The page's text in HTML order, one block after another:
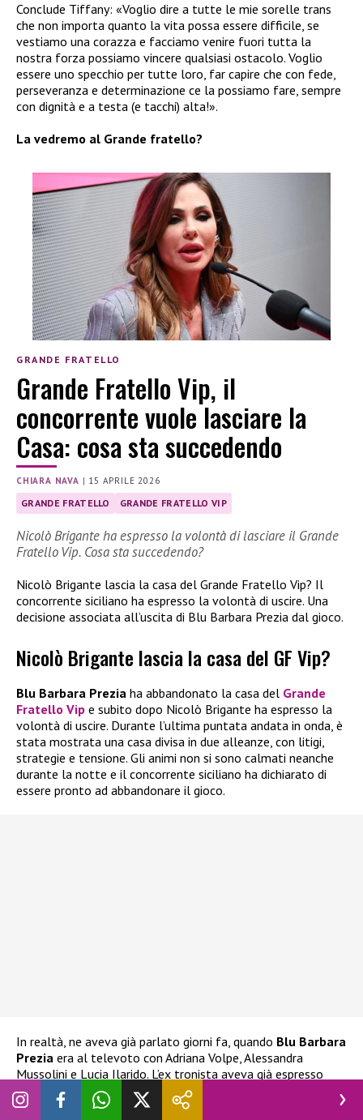
Conclude Tiffany: «Voglio dire a tutte le mie sorelle trans
che non importa quanto la vita possa essere difficile, se
vestiamo una corazza e facciamo venire fuori tutta la
nostra forza possiamo vincere qualsiasi ostacolo. Voglio
essere uno specchio per tutte loro, far capire che con fede,
perseveranza e determinazione ce la possiamo fare, sempre
con dignità e a testa (e tacchi) alta!».
La vedremo al Grande fratello?
GRANDE FRATELLO
Grande Fratello Vip, il
concorrente vuole lasciare la
Casa: cosa sta succedendo
CHIARA NAVA | 15 APRILE 2026
GRANDE FRATELLO GRANDE FRATELLO VIP
Nicolò Brigante ha espresso la volontà di lasciare il Grande
Fratello Vip. Cosa sta succedendo?
Nicolò Brigante lascia la casa del Grande Fratello Vip? Il
concorrente siciliano ha espresso la volontà di uscire. Una
decisione associata all’uscita di Blu Barbara Prezia dal gioco.
Nicolò Brigante lascia la casa del GF Vip?
Blu Barbara Prezia ha abbandonato la casa del Grande
Fratello Vip e subito dopo Nicolò Brigante ha espresso la
volontà di uscire. Durante l’ultima puntata andata in onda, è
stata mostrata una casa divisa in due alleanze, con litigi,
strategie e tensione. Gli animi non si sono calmati neanche
durante la notte e il concorrente siciliano ha dichiarato di
essere pronto ad abbandonare il gioco.
In realtà, ne aveva già parlato giorni fa, quando Blu Barbara
Prezia era al televoto con Adriana Volpe, Alessandra
Mussolini e Lucia Ilarido. L’ex tronista aveva già espresso
l’intenzione di ritirarsinel caso Blu fosse stata eliminata.
Ha espresso la stessa decisione anche alla stessa Prezia, che